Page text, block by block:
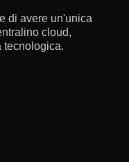
di avere un'unica
cloud,
tecnologica.